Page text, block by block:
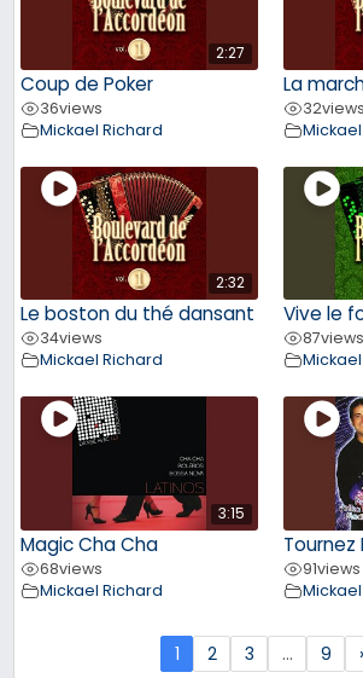
2:27
Coup de Poker
36views
Mickael Richard
La
32views
2:32
Le boston du thé dansant
34views
Mickael Richard
Vive le
87views
3:15
Magic Cha Cha
68views
Mickael Richard
Tournez
91views
1 2 3 … 9